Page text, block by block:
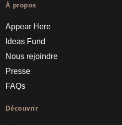
À propos
Appear Here
Ideas Fund
Nous rejoindre
Presse
FAQs
Découvrir